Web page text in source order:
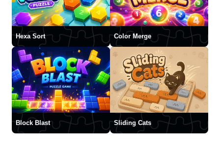
Hexa Sort Color Merge
Block Blast Sliding Cats